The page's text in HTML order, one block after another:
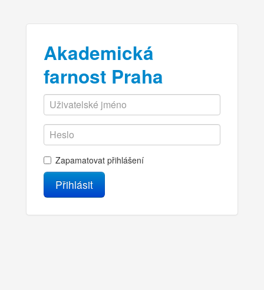
Akademická
farnost Praha
Zapamatovat přihlášení
Přihlásit